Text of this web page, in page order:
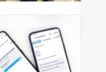
tu Stack? Guía